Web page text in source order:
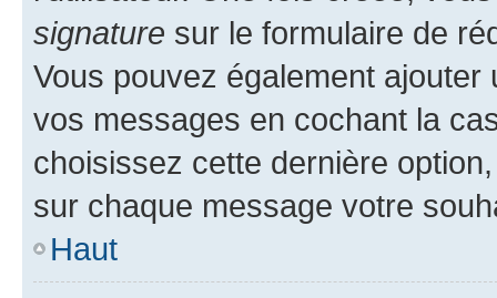
signature sur le formulaire de
Vous pouvez également
vos messages en cochant la
choisissez cette dernière
sur chaque message votre
Haut